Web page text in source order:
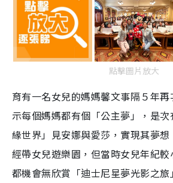
點擊圖片放大
育有一名女兒的媽媽馨文事隔５年
示每個媽媽都有個「公主夢」，是
緣世界」見安娜與愛莎，實現其夢
經帶女兒遊樂園，但當時女兒年紀
都機會無欣賞「迪士尼星夢光影之旅